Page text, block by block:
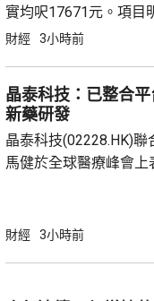
實均呎17671元。項目
財經 3小時前
晶泰科技：已整合
新藥研發
晶泰科技(02228.HK)
馬健於全球醫療峰會上
需要降決不少跨尺度的
力整合為Genius Agent
財經 3小時前